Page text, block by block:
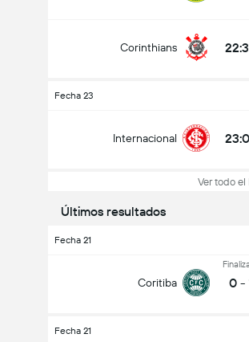
Corinthians
Fecha 23
Internacional
Ver todo el
Últimos resultados
Fecha 21
Coritiba 0 -
Fecha 21